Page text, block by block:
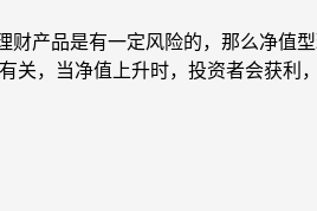
产品是有一定风险的，那么净值
，当净值上升时，投资者会获利